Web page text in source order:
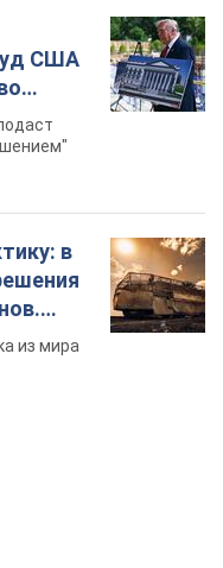
США
млн
в
из мира